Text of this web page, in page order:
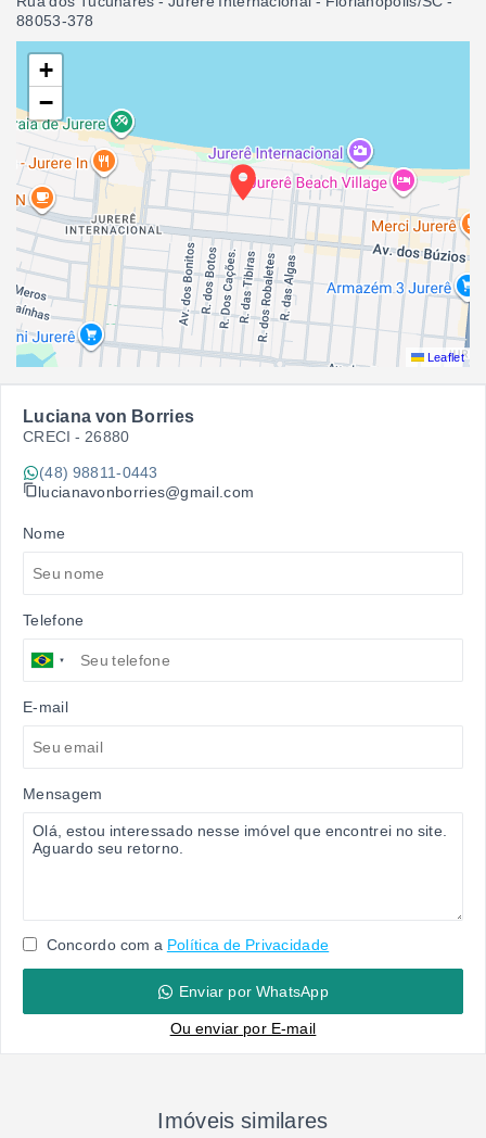
88053-378
+
−
Leaflet
Luciana von Borries
CRECI - 26880
(48) 98811-0443
lucianavonborries@gmail.com
Nome
Telefone
E-mail
Mensagem
Concordo com a Política de Privacidade
Enviar por WhatsApp
Ou enviar por E-mail
Imóveis similares